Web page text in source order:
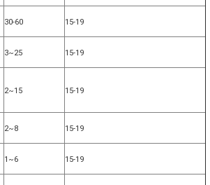
30-60
15-19
3~25
15-19
2~15
15-19
2~8
15-19
1~6
15-19